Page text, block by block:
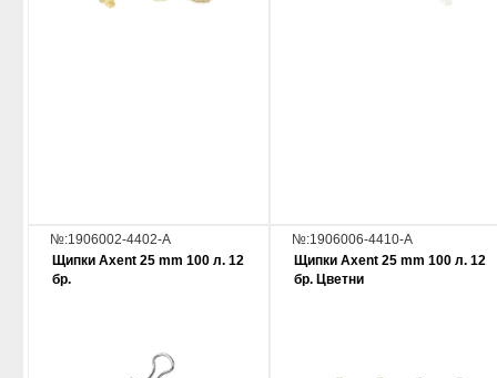
№:1906002-4402-A
Щипки Axent 25 mm 100 л. 12
бр.
№:1906006-4410-A
Щипки Axent 25 mm 100 л. 12
бр. Цветни